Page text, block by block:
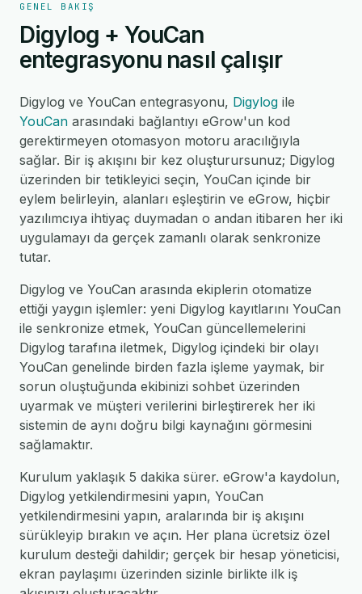
GENEL BAKIŞ
Digylog + YouCan
entegrasyonu nasıl çalışır
Digylog ve YouCan entegrasyonu, Digylog ile
YouCan arasındaki bağlantıyı eGrow'un kod
gerektirmeyen otomasyon motoru aracılığıyla
sağlar. Bir iş akışını bir kez oluşturursunuz; Digylog
üzerinden bir tetikleyici seçin, YouCan içinde bir
eylem belirleyin, alanları eşleştirin ve eGrow, hiçbir
yazılımcıya ihtiyaç duymadan o andan itibaren her iki
uygulamayı da gerçek zamanlı olarak senkronize
tutar.
Digylog ve YouCan arasında ekiplerin otomatize
ettiği yaygın işlemler: yeni Digylog kayıtlarını YouCan
ile senkronize etmek, YouCan güncellemelerini
Digylog tarafına iletmek, Digylog içindeki bir olayı
YouCan genelinde birden fazla işleme yaymak, bir
sorun oluştuğunda ekibinizi sohbet üzerinden
uyarmak ve müşteri verilerini birleştirerek her iki
sistemin de aynı doğru bilgi kaynağını görmesini
sağlamaktır.
Kurulum yaklaşık 5 dakika sürer. eGrow'a kaydolun,
Digylog yetkilendirmesini yapın, YouCan
yetkilendirmesini yapın, aralarında bir iş akışını
sürükleyip bırakın ve açın. Her plana ücretsiz özel
kurulum desteği dahildir; gerçek bir hesap yöneticisi,
ekran paylaşımı üzerinden sizinle birlikte ilk iş